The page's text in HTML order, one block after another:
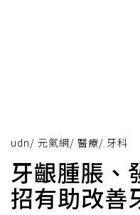
udn/ 元氣網/ 醫療/ 牙科
牙齦腫脹、
招有助改善